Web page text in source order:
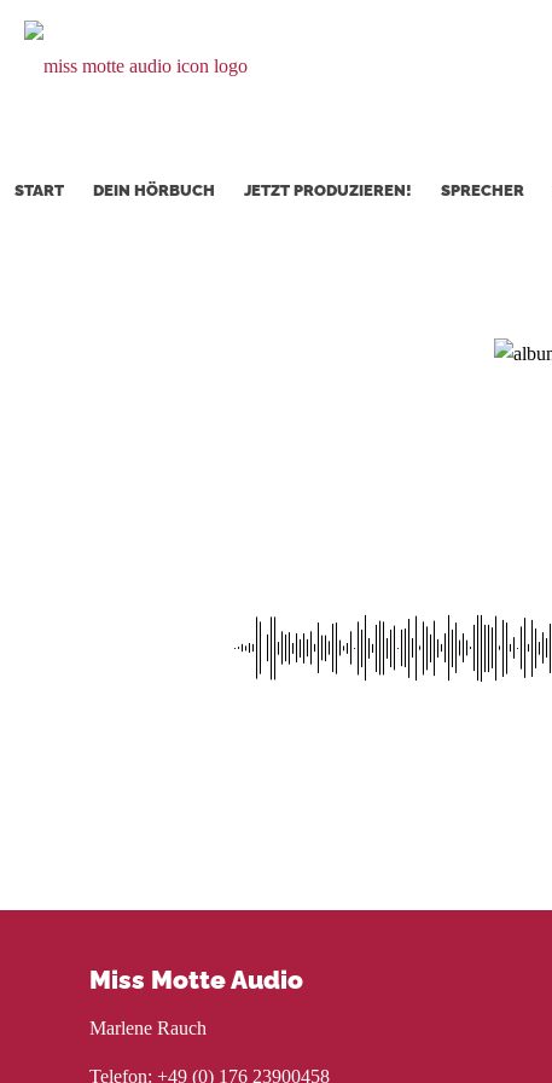
START DEIN HÖRBUCH JETZT PRODUZIEREN! SPRECHER
Miss Motte Audio
Marlene Rauch
Telefon: +49 (0) 176 23900458